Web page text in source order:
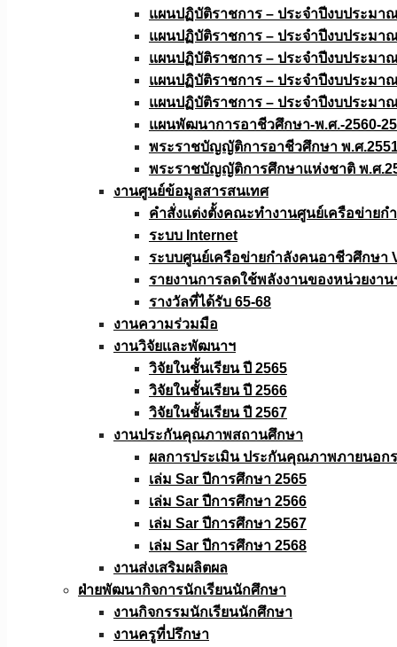
แผนปฏิบัติราชการ – ประจำปีงบประมา
แผนปฏิบัติราชการ – ประจำปีงบประมา
แผนปฏิบัติราชการ – ประจำปีงบประมา
แผนปฏิบัติราชการ – ประจำปีงบประมา
แผนปฏิบัติราชการ – ประจำปีงบประมา
แผนพัฒนาการอาชีวศึกษา-พ.ศ.-2560-
พระราชบัญญัติการอาชีวศึกษา พ.ศ
พระราชบัญญัติการศึกษาแห่งชาติ พ.ศ
งานศูนย์ข้อมูลสารสนเทศ
คำสั่งแต่งตั้งคณะทำงานศูนย์เครือข่าย
ระบบ Internet
ระบบศูนย์เครือข่ายกำลังคนอาชีวศึกษา
รายงานการลดใช้พลังงานของหน่วยงา
รางวัลที่ได้รับ 65-68
งานความร่วมมือ
งานวิจัยเเละพัฒนาฯ
วิจัยในชั้นเรียน ปี 2565
วิจัยในชั้นเรียน ปี 2566
วิจัยในชั้นเรียน ปี 2567
งานประกันคุณภาพสถานศึกษา
ผลการประเมิน ประกันคุณภาพภายนอก
เล่ม Sar ปีการศึกษา 2565
เล่ม Sar ปีการศึกษา 2566
เล่ม Sar ปีการศึกษา 2567
เล่ม Sar ปีการศึกษา 2568
งานส่งเสริมผลิตผล
ฝ่ายพัฒนากิจการนักเรียนนักศึกษา
งานกิจกรรมนักเรียนนักศึกษา
งานครูที่ปรึกษา